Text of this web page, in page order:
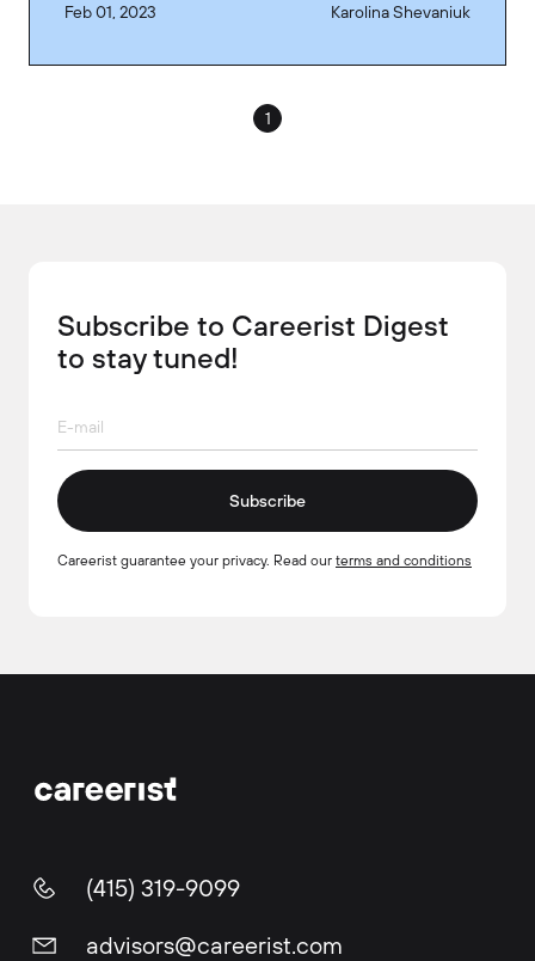
Feb 01, 2023 Karolina Shevaniuk
1
Subscribe to Careerist Digest
to stay tuned!
Subscribe
Careerist guarantee your privacy. Read our terms and conditions
(415) 319-9099
advisors@careerist.com